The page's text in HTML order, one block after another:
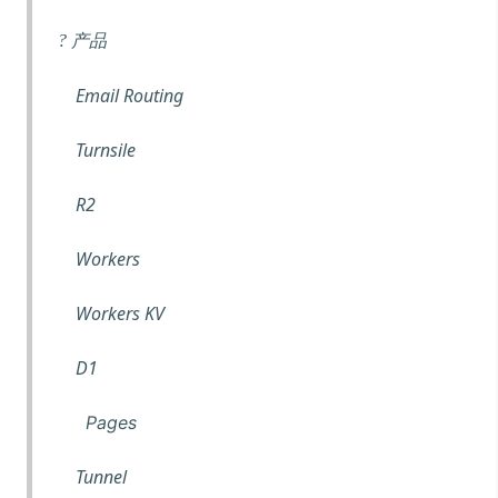
?产品
Email Routing
Turnsile
R2
Workers
Workers KV
D1
Pages
Tunnel